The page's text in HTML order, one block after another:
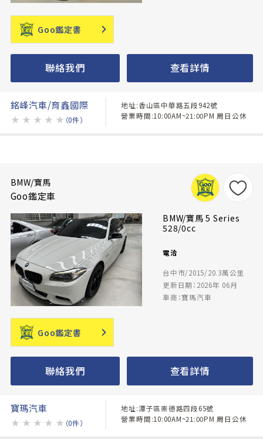
Goo鑑定書
聯絡我們 查看詳情
銘峰汽車/育鑫國際
★ ★ ★ ★ ★ （0件）
地址:香山區中華路五段942號
營業時間:10:00AM~21:00PM 周日公休
BMW/寶馬
Goo鑑定車
BMW/寶馬 5 Series
528/0cc
電洽
台中市/2015/20.3萬公里
更新日期：2026年 06月
車商：寶瑪汽車
Goo鑑定書
聯絡我們 查看詳情
寶瑪汽車
★ ★ ★ ★ ★ （0件）
地址:潭子區崇德路四段65號
營業時間:10:00AM~21:00PM 周日公休